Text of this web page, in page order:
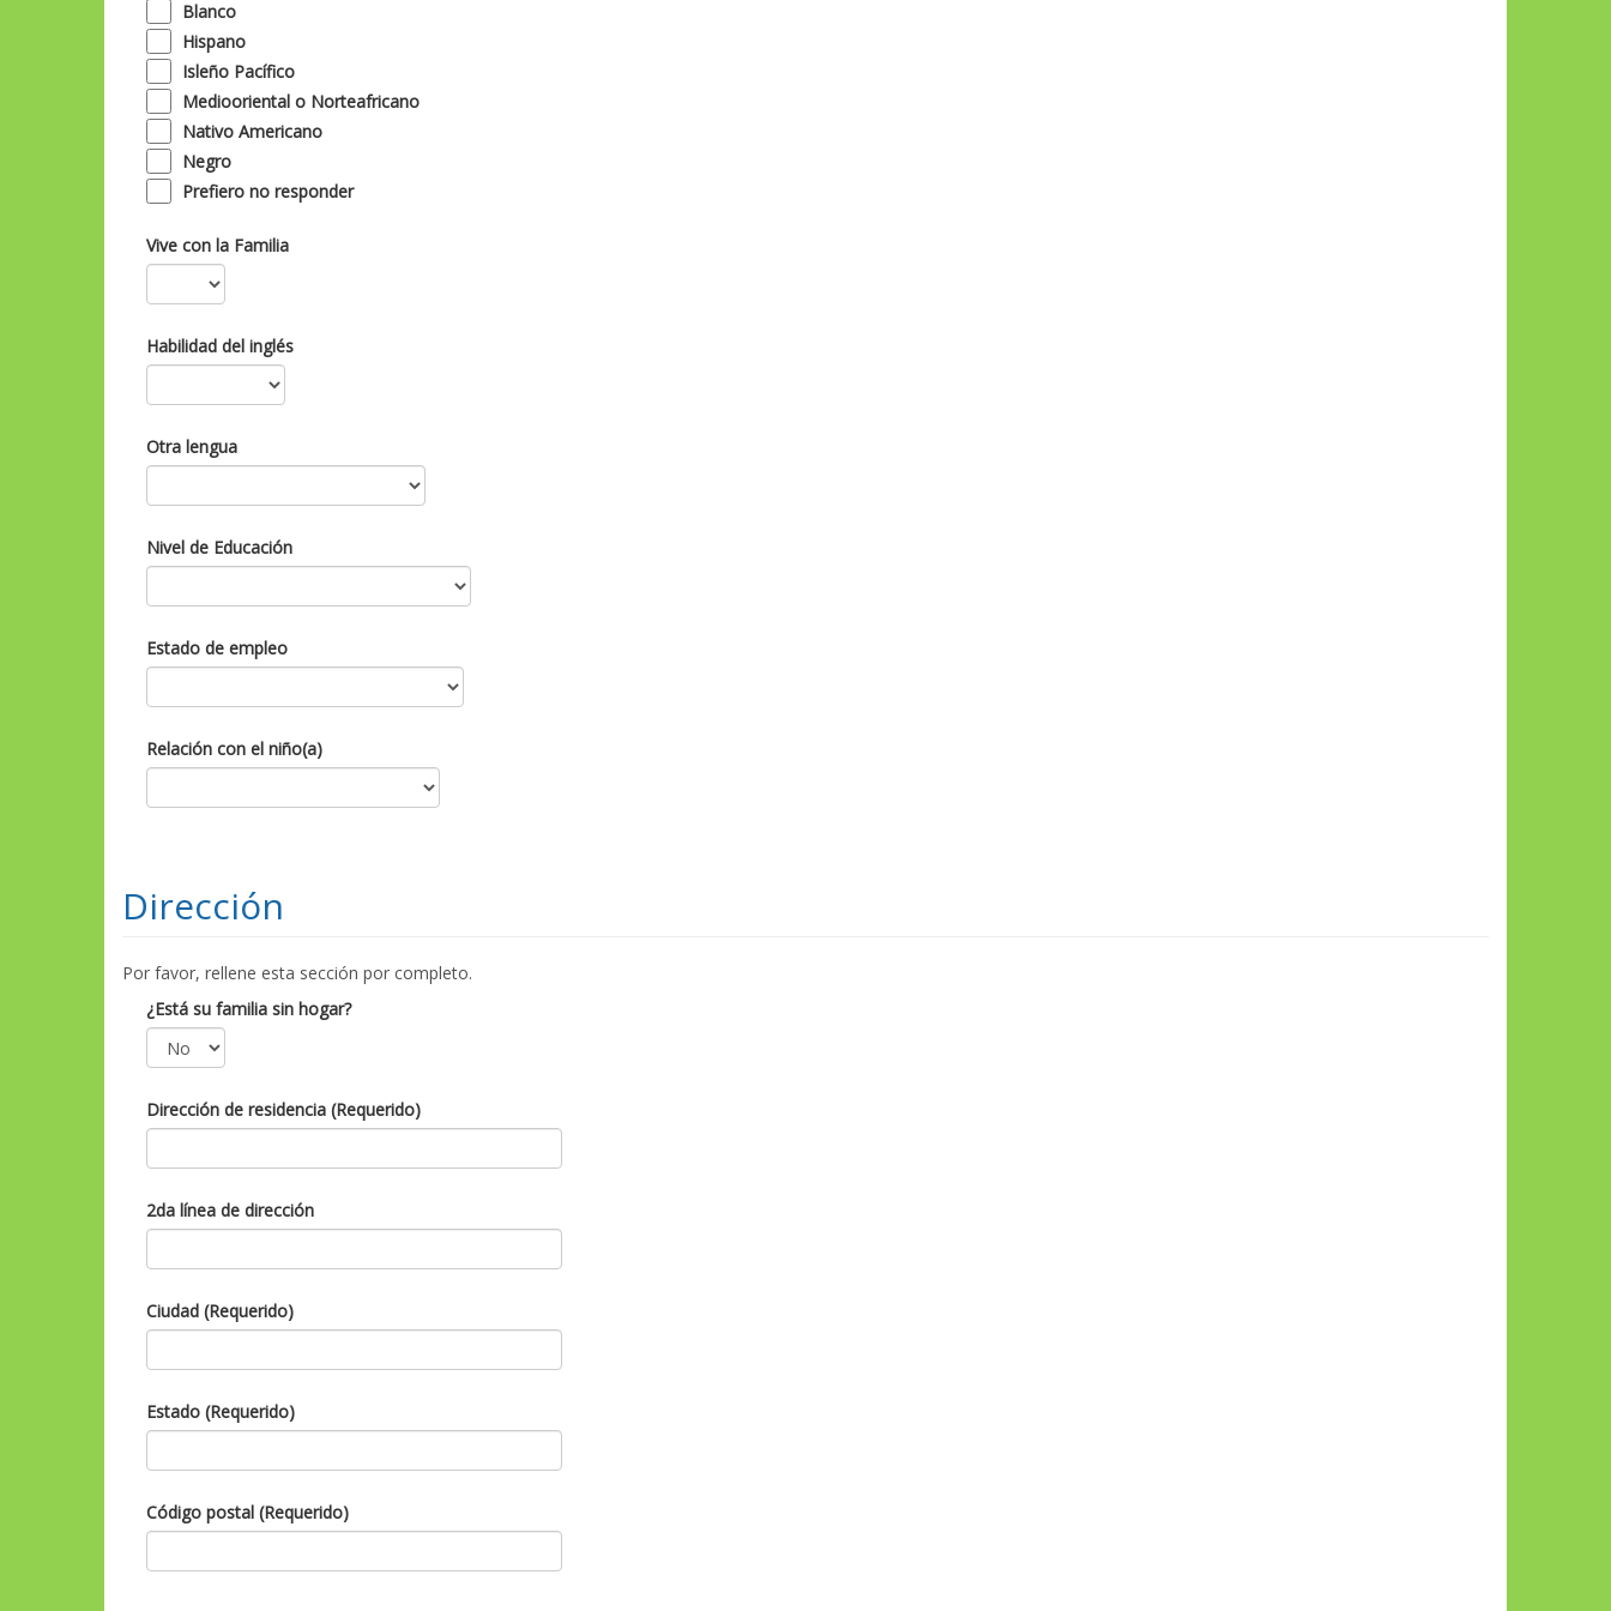
Blanco
Hispano
Isleño Pacífico
Mediooriental o Norteafricano
Nativo Americano
Negro
Prefiero no responder
Vive con la Familia
Habilidad del inglés
Otra lengua
Nivel de Educación
Estado de empleo
Relación con el niño(a)
Dirección
Por favor, rellene esta sección por completo.
¿Está su familia sin hogar?
Dirección de residencia (Requerido)
2da línea de dirección
Ciudad (Requerido)
Estado (Requerido)
Código postal (Requerido)